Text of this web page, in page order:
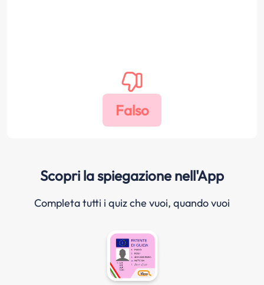
Scopri la spiegazione nell'App
Completa tutti i quiz che vuoi, quando vuoi